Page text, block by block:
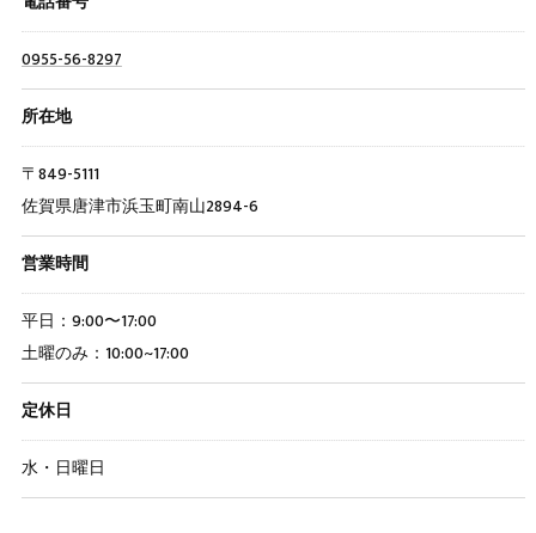
0955-56-8297
所在地
〒849-5111
佐賀県唐津市浜玉町南山2894-6
営業時間
平日：9:00〜17:00
土曜のみ：10:00~17:00
定休日
水・日曜日